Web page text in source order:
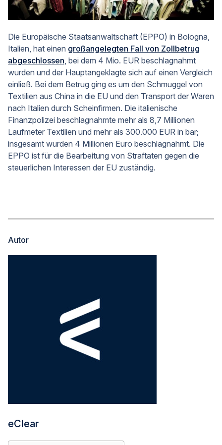
Die Europäische Staatsanwaltschaft (EPPO) in Bologna,
Italien, hat einen großangelegten Fall von Zollbetrug
abgeschlossen, bei dem 4 Mio. EUR beschlagnahmt
wurden und der Hauptangeklagte sich auf einen Vergleich
einließ. Bei dem Betrug ging es um den Schmuggel von
Textilien aus China in die EU und den Transport der Waren
nach Italien durch Scheinfirmen. Die italienische
Finanzpolizei beschlagnahmte mehr als 8,7 Millionen
Laufmeter Textilien und mehr als 300.000 EUR in bar;
insgesamt wurden 4 Millionen Euro beschlagnahmt. Die
EPPO ist für die Bearbeitung von Straftaten gegen die
steuerlichen Interessen der EU zuständig.
Autor
eClear